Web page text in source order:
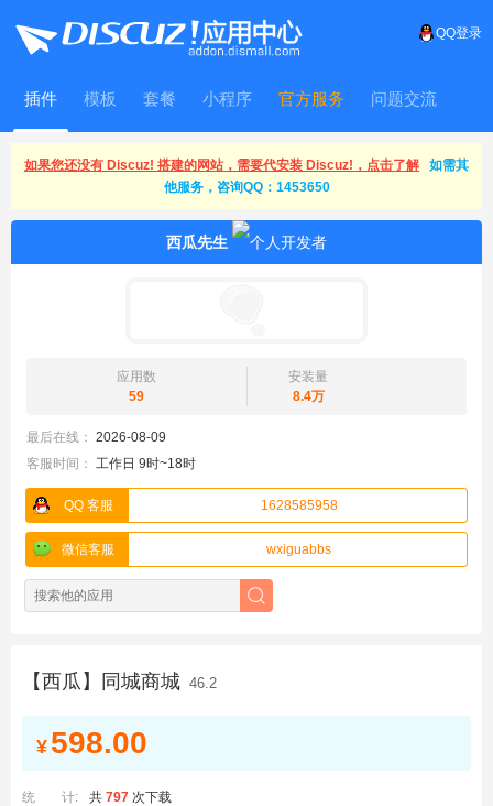
QQ登录
插件 模板 套餐 小程序 官方服务 问题交流
WitFrame
如果您还没有 Discuz! 搭建的网站，需要代安装 Discuz!，点击了解
如需其
他服务，咨询QQ：1453650
西瓜先生
应用数
59
安装量
8.4万
最后在线： 2026-08-09
客服时间： 工作日 9时~18时
QQ 客服 1628585958
微信客服 wxiguabbs
【西瓜】同城商城 46.2
¥ 598.00
统 计: 共 797 次下载